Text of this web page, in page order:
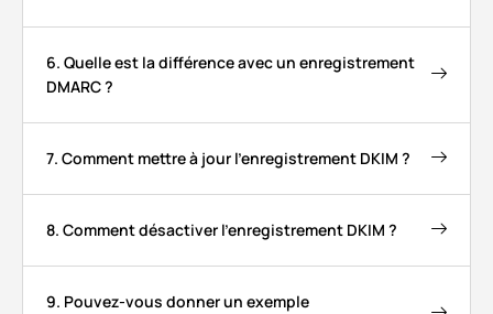
6. Quelle est la différence avec un enregistrement
DMARC ?
7. Comment mettre à jour l'enregistrement DKIM ?
8. Comment désactiver l'enregistrement DKIM ?
9. Pouvez-vous donner un exemple